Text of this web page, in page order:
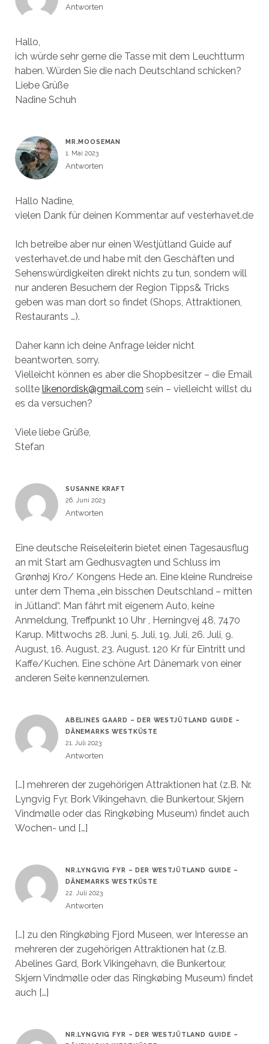
Antworten
Hallo,
ich würde sehr gerne die Tasse mit dem Leuchtturm
haben. Würden Sie die nach Deutschland schicken?
Liebe Grüße
Nadine Schuh
MR.MOOSEMAN
1. Mai 2023
Antworten
Hallo Nadine,
vielen Dank für deinen Kommentar auf vesterhavet.de
Ich betreibe aber nur einen Westjütland Guide auf
vesterhavet.de und habe mit den Geschäften und
Sehenswürdigkeiten direkt nichts zu tun, sondern will
nur anderen Besuchern der Region Tipps& Tricks
geben was man dort so findet (Shops, Attraktionen,
Restaurants …).
Daher kann ich deine Anfrage leider nicht
beantworten, sorry.
Vielleicht können es aber die Shopbesitzer – die Email
sollte likenordisk@gmail.com sein – vielleicht willst du
es da versuchen?
Viele liebe Grüße,
Stefan
SUSANNE KRAFT
26. Juni 2023
Antworten
Eine deutsche Reiseleiterin bietet einen Tagesausflug
an mit Start am Gedhusvagten und Schluss im
Grønhøj Kro/ Kongens Hede an. Eine kleine Rundreise
unter dem Thema „ein bisschen Deutschland – mitten
in Jütland“. Man fährt mit eigenem Auto, keine
Anmeldung, Treffpunkt 10 Uhr , Herningvej 48, 7470
Karup. Mittwochs 28. Juni, 5. Juli, 19. Juli, 26. Juli, 9.
August, 16. August, 23. August. 120 Kr für Eintritt und
Kaffe/Kuchen. Eine schöne Art Dänemark von einer
anderen Seite kennenzulernen.
ABELINES GAARD – DER WESTJÜTLAND GUIDE –
DÄNEMARKS WESTKÜSTE
21. Juli 2023
Antworten
[…] mehreren der zugehörigen Attraktionen hat (z.B. Nr.
Lyngvig Fyr, Bork Vikingehavn, die Bunkertour, Skjern
Vindmølle oder das Ringkøbing Museum) findet auch
Wochen- und […]
NR.LYNGVIG FYR – DER WESTJÜTLAND GUIDE –
DÄNEMARKS WESTKÜSTE
22. Juli 2023
Antworten
[…] zu den Ringkøbing Fjord Museen, wer Interesse an
mehreren der zugehörigen Attraktionen hat (z.B.
Abelines Gard, Bork Vikingehavn, die Bunkertour,
Skjern Vindmølle oder das Ringkøbing Museum) findet
auch […]
NR.LYNGVIG FYR – DER WESTJÜTLAND GUIDE –